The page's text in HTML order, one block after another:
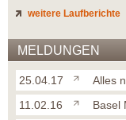
weitere Laufberichte
MELDUNGEN
25.04.17
Alles
11.02.16
Basel